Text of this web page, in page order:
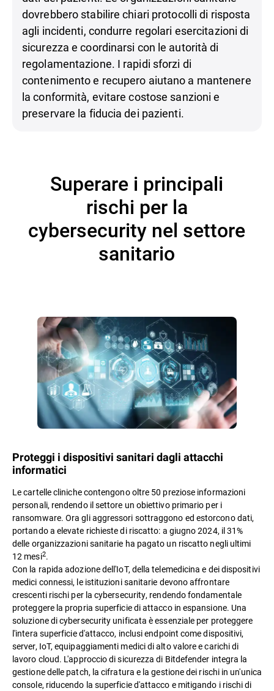
dovrebbero stabilire chiari protocolli di risposta
agli incidenti, condurre regolari esercitazioni di
sicurezza e coordinarsi con le autorità di
regolamentazione. I rapidi sforzi di
contenimento e recupero aiutano a mantenere
la conformità, evitare costose sanzioni e
preservare la fiducia dei pazienti.
Superare i principali
rischi per la
cybersecurity nel settore
sanitario
Proteggi i dispositivi sanitari dagli attacchi
informatici
Le cartelle cliniche contengono oltre 50 preziose informazioni
personali, rendendo il settore un obiettivo primario per i
ransomware. Ora gli aggressori sottraggono ed estorcono dati,
portando a elevate richieste di riscatto: a giugno 2024, il 31%
delle organizzazioni sanitarie ha pagato un riscatto negli ultimi
12 mesi2.
Con la rapida adozione dell'IoT, della telemedicina e dei dispositivi
medici connessi, le istituzioni sanitarie devono affrontare
crescenti rischi per la cybersecurity, rendendo fondamentale
proteggere la propria superficie di attacco in espansione. Una
soluzione di cybersecurity unificata è essenziale per proteggere
l'intera superficie d'attacco, inclusi endpoint come dispositivi,
server, IoT, equipaggiamenti medici di alto valore e carichi di
lavoro cloud. L'approccio di sicurezza di Bitdefender integra la
gestione delle patch, la cifratura e la gestione dei rischi in un'unica
console, riducendo la superficie d'attacco e mitigando i rischi di